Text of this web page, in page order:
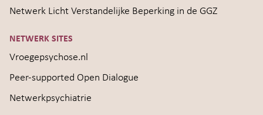
Netwerk Licht Verstandelijke Beperking in de GGZ
NETWERK SITES
Vroegepsychose.nl
Peer-supported Open Dialogue
Netwerkpsychiatrie